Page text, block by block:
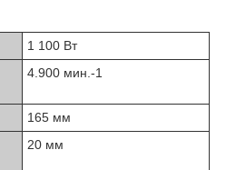
1 100 Вт
4.900 мин.-1
165 мм
20 мм